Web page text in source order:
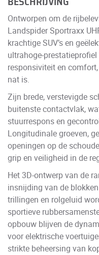
BESCHRIJVING
Ontworpen om de
Landspider Sportraxx
krachtige SUV’s en
ultrahoge-
responsiviteit en
nat is.
Zijn brede, verstevigde
buitenste contactvlak,
stuurrespons en
Longitudinale groeven,
openingen op de
grip en veiligheid in de
Het 3D-ontwerp van de
insnijding van de
trillingen en rolgeluid
sportieve
opbouw blijven de
voor elektrische
strikte beheersing van